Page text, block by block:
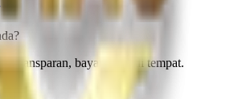
transparan, bayar tunai di tempat.